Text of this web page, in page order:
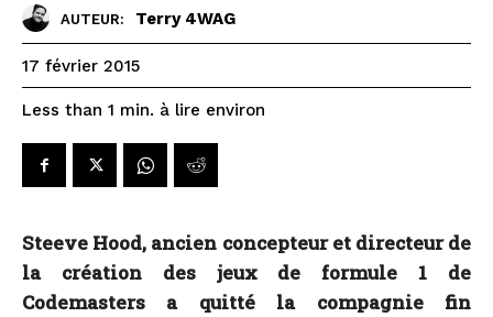
AUTEUR: Terry 4WAG
17 février 2015
Less than 1 min. à lire environ
Steeve Hood, ancien concepteur et directeur de
la création des jeux de formule 1 de
Codemasters a quitté la compagnie fin